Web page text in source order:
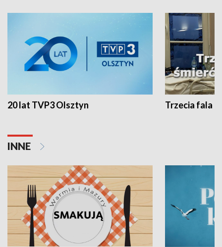
20 lat TVP3 Olsztyn Trzecia fala -
INNE